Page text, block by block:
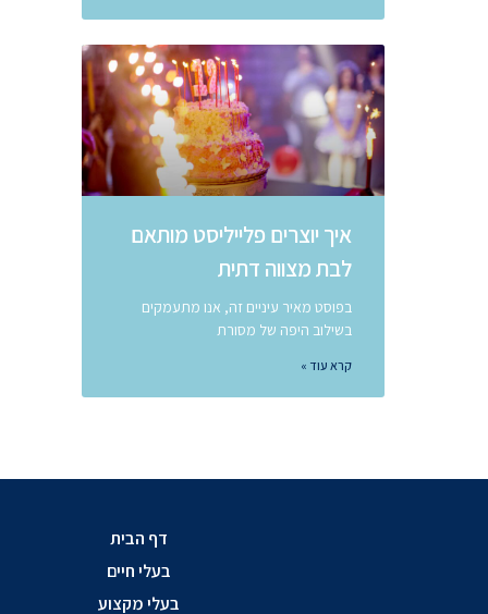
איך יוצרים פלייליסט מותאם
לבת מצווה דתית
בפוסט מאיר עיניים זה, אנו מתעמקים
בשילוב היפה של מסורת
קרא עוד »
דף הבית
בעלי חיים
בעלי מקצוע